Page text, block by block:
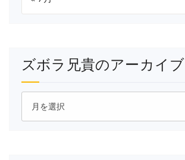
ズボラ兄貴のアーカイブ
ズ
ラ